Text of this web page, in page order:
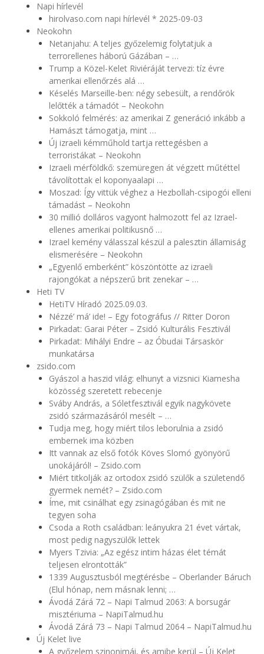
Napi hírlevél
hirolvaso.com napi hírlevél * 2025-09-03
Neokohn
Netanjahu: A teljes győzelemig folytatjuk a
terrorellenes háború Gázában – …
Trump a Közel-Kelet Riviéráját tervezi: tíz évre
amerikai ellenőrzés alá …
Késelés Marseille-ben: négy sebesült, a rendőrök
lelőtték a támadót – Neokohn
Sokkoló felmérés: az amerikai Z generáció inkább a
Hamászt támogatja, mint …
Új izraeli kémműhold tartja rettegésben a
terroristákat – Neokohn
Izraeli mérföldkő: szemüregen át végzett műtéttel
távolítottak el koponyaalapi …
Moszad: Így vittük véghez a Hezbollah-csipogói elleni
támadást – Neokohn
30 millió dolláros vagyont halmozott fel az Izrael-
ellenes amerikai politikusnő …
Izrael kemény válasszal készül a palesztin államiság
elismerésére – Neokohn
„Egyenlő emberként” köszöntötte az izraeli
rajongókat a népszerű brit zenekar – …
Heti TV
HetiTV Híradó 2025.09.03.
Nézzé’ má’ ide! – Egy fotográfus // Ritter Doron
Pirkadat: Garai Péter – Zsidó Kulturális Fesztivál
Pirkadat: Mihályi Endre – az Óbudai Társaskör
munkatársa
zsido.com
Gyászol a haszid világ: elhunyt a vizsnici Kiamesha
közösség szeretett rebecenje
Sváby András, a Sóletfesztivál egyik nagykövete
zsidó származásáról mesélt – …
Tudja meg, hogy miért tilos leborulnia a zsidó
embernek ima közben
Itt vannak az első fotók Köves Slomó gyönyörű
unokájáról! – Zsido.com
Miért titkolják az ortodox zsidó szülők a születendő
gyermek nemét? – Zsido.com
Íme, mit csinálhat egy zsinagógában és mit ne
tegyen soha
Csoda a Roth családban: leányukra 21 évet vártak,
most pedig nagyszülők lettek
Myers Tzivia: „Az egész intim házas élet témát
teljesen elrontották”
1339 Augusztusból megtérésbe – Oberlander Báruch
(Elul hónap, nem másnak lenni; …
Ávodá Zárá 72 – Napi Talmud 2063: A borsugár
misztériuma – NapiTalmud.hu
Ávodá Zárá 73 – Napi Talmud 2064 – NapiTalmud.hu
Új Kelet live
A győzelem szinonimái, és amibe kerül – Új Kelet